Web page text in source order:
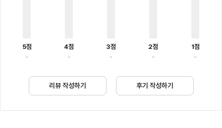
5점
-
4점
-
3점
-
2점
-
1점
-
리뷰 작성하기 후기 작성하기